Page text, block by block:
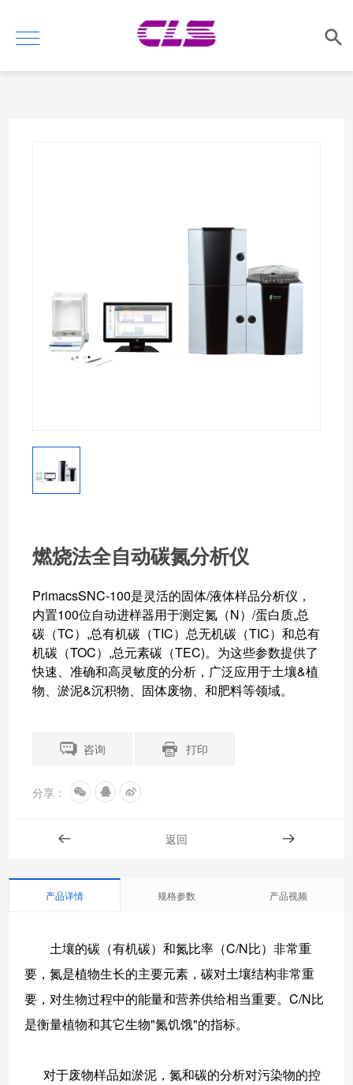
返回
燃烧法全自动碳氮分析仪
PrimacsSNC-100是灵活的固体/液体样品分析仪，
内置100位自动进样器用于测定氮（N）/蛋白质,总
碳（TC） ,总有机碳（TIC）总无机碳（TIC）和总有
机碳（TOC） ,总元素碳（TEC)。为这些参数提供了
快速、准确和高灵敏度的分析，广泛应用于土壤&植
物、淤泥&沉积物、固体废物、和肥料等领域。
咨询 打印
分享：
产品详情 规格参数 产品视频
土壤的碳（有机碳）和氮比率（C/N比）非常重
要，氮是植物生长的主要元素，碳对土壤结构非常重
要，对生物过程中的能量和营养供给相当重要。C/N比
是衡量植物和其它生物"氮饥饿"的指标。
对于废物样品如淤泥，氮和碳的分析对污染物的控